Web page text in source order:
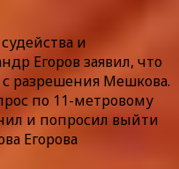
и
Егоров заявил, что
разрешения Мешкова.
по 11-метровому
и попросил выйти
Егорова